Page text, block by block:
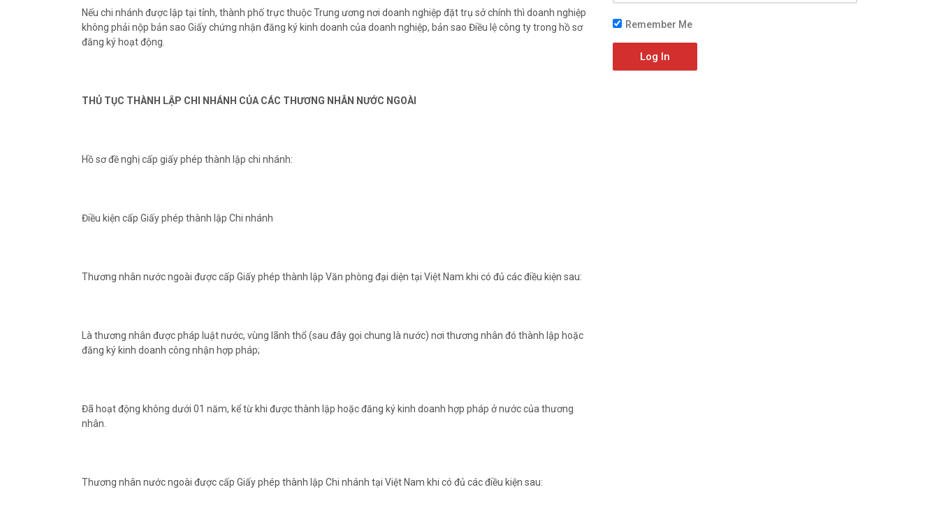
Nếu chi nhánh được lập tại tỉnh, thành phố trực thuộc Trung ương nơi doanh nghiệp đặt trụ sở chính thì doanh nghiệp
không phải nộp bản sao Giấy chứng nhận đăng ký kinh doanh của doanh nghiệp, bản sao Điều lệ công ty trong hồ sơ
đăng ký hoạt động.
THỦ TỤC THÀNH LẬP CHI NHÁNH CỦA CÁC THƯƠNG NHÂN NƯỚC NGOÀI
Hồ sơ đề nghị cấp giấy phép thành lập chi nhánh:
Điều kiện cấp Giấy phép thành lập Chi nhánh
Thương nhân nước ngoài được cấp Giấy phép thành lập Văn phòng đại diện tại Việt Nam khi có đủ các điều kiện sau:
Là thương nhân được pháp luật nước, vùng lãnh thổ (sau đây gọi chung là nước) nơi thương nhân đó thành lập hoặc
đăng ký kinh doanh công nhận hợp pháp;
Đã hoạt động không dưới 01 năm, kể từ khi được thành lập hoặc đăng ký kinh doanh hợp pháp ở nước của thương
nhân.
Thương nhân nước ngoài được cấp Giấy phép thành lập Chi nhánh tại Việt Nam khi có đủ các điều kiện sau:
Remember Me
Log In